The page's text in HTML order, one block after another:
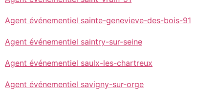
Agent événementiel sainte-genevieve-des-bois-91
Agent événementiel saintry-sur-seine
Agent événementiel saulx-les-chartreux
Agent événementiel savigny-sur-orge